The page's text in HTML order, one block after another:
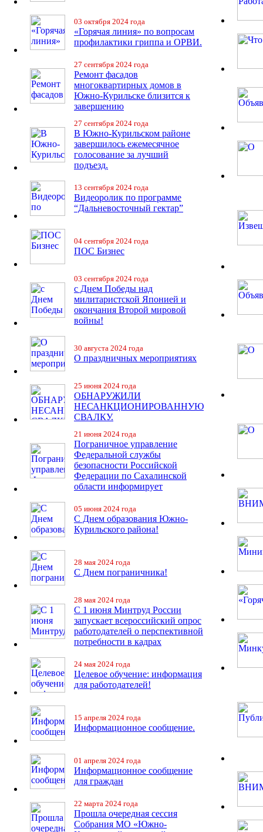
03 октября 2024 года
«Горячая линия» по вопросам
профилактики гриппа и ОРВИ.
27 сентября 2024 года
Ремонт фасадов
многоквартирных домов в
Южно-Курильске близится к
завершению
27 сентября 2024 года
В Южно-Курильском районе
завершилось ежемесячное
голосование за лучший
подъезд.
13 сентября 2024 года
Видеоролик по программе
“Дальневосточный гектар”
04 сентября 2024 года
ПОС Бизнес
03 сентября 2024 года
с Днем Победы над
милитаристской Японией и
окончания Второй мировой
войны!
30 августа 2024 года
О праздничных мероприятиях
25 июня 2024 года
ОБНАРУЖИЛИ
НЕСАНКЦИОНИРОВАННУЮ
СВАЛКУ.
21 июня 2024 года
Пограничное управление
Федеральной службы
безопасности Российской
Федерации по Сахалинской
области информирует
05 июня 2024 года
С Днем образования Южно-
Курильского района!
28 мая 2024 года
С Днем пограничника!
28 мая 2024 года
С 1 июня Минтруд России
запускает всероссийский опрос
работодателей о перспективной
потребности в кадрах
24 мая 2024 года
Целевое обучение: информация
для работодателей!
15 апреля 2024 года
Информационное сообщение.
01 апреля 2024 года
Информационное сообщение
для граждан
22 марта 2024 года
Прошла очередная сессия
Собрания МО «Южно-